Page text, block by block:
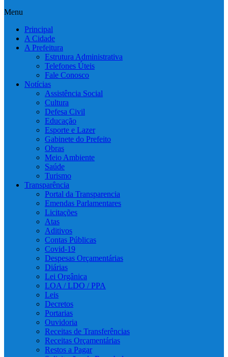
Menu
Principal
A Cidade
A Prefeitura
Estrutura Administrativa
Telefones Úteis
Fale Conosco
Notícias
Assistência Social
Cultura
Defesa Civil
Educação
Esporte e Lazer
Gabinete do Prefeito
Obras
Meio Ambiente
Saúde
Turismo
Transparência
Portal da Transparencia
Emendas Parlamentares
Licitações
Atas
Aditivos
Contas Públicas
Covid-19
Despesas Orçamentárias
Diárias
Lei Orgânica
LOA / LDO / PPA
Leis
Decretos
Portarias
Ouvidoria
Receitas de Transferências
Receitas Orçamentárias
Restos a Pagar